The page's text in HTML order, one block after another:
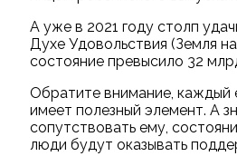
А уже в 2021 году столп
Духе Удовольствия (Земля
состояние превысило 32
Обратите внимание, каждый
имеет полезный элемент. А
сопутствовать ему,
люди будут оказывать